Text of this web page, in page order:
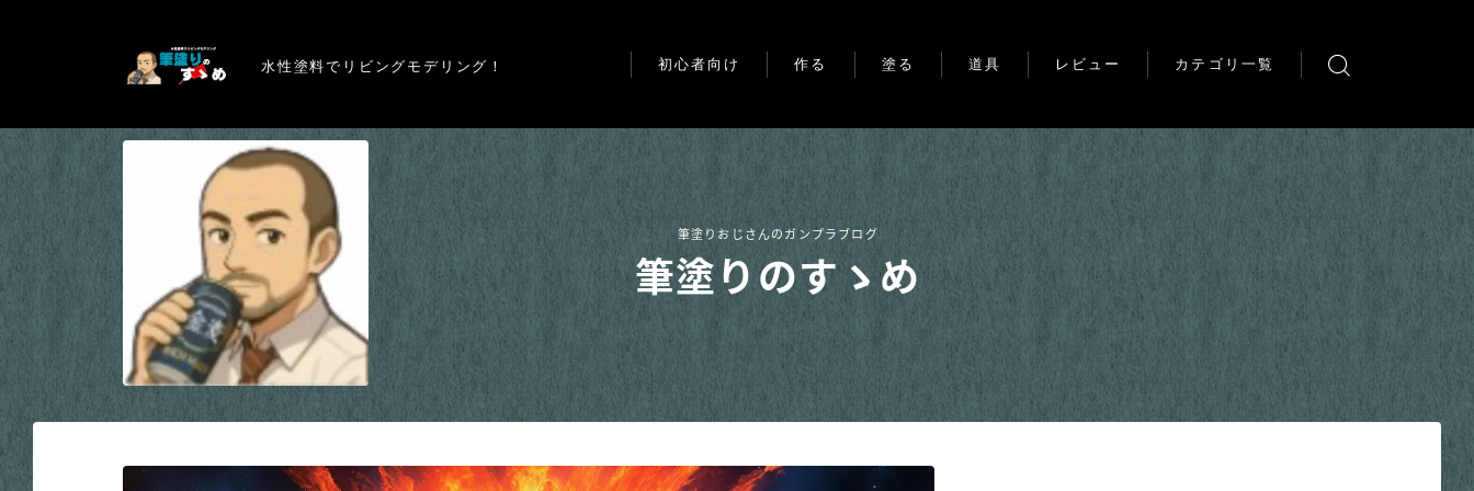
水性塗料でリビングモデリング！ 初心者向け
アクリジョンって？
アクリジョンvs水性ホビー
カラー
ベースカラーのメリット
ガンプラ筆塗り塗装のコツ
ガンプラをウェザリングし
よう
作る
デカール
スジボリ
改造
その他
塗る
全塗装
スミ入れ
ウェザリング
グラデーション
道具 レビュー カテゴリ一覧
素組みレビュー
雑記
筆塗りおじさんのガンプラブログ
筆塗りのすゝめ